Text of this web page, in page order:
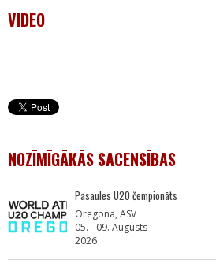
VIDEO
NOZĪMĪGĀKĀS SACENSĪBAS
Pasaules U20 čempionāts
Oregona, ASV
05. - 09. Augusts
2026